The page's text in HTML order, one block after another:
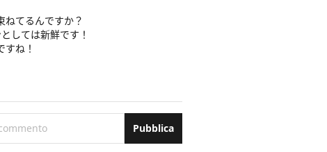
クロ新作
#シンプルコーデ
#きれいめカジュアル
コーデ
コーデ
#秋カラー
トーンコーデ
#ブルベ冬
#ブルベ
ねてるんですか？
しては新鮮です！
すね！
Pubblica